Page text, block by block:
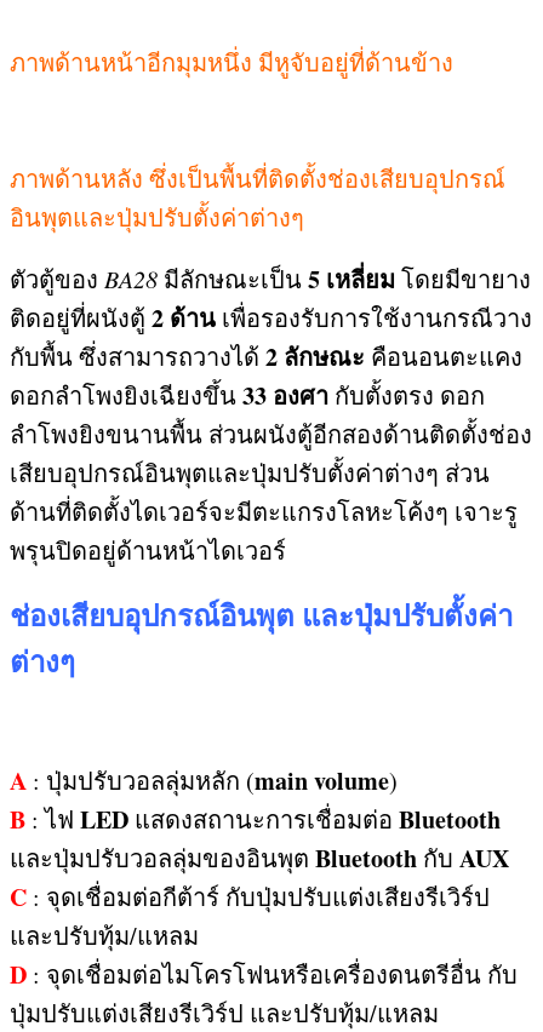
ภาพด้านหน้าอีกมุมหนึ่ง มีหูจับอยู่ที่ด้านข้าง
ภาพด้านหลัง ซึ่งเป็นพื้นที่ติดตั้งช่องเสียบอุปกรณ์
อินพุตและปุ่มปรับตั้งค่าต่างๆ
ตัวตู้ของ BA28 มีลักษณะเป็น5 เหลี่ยม โดยมีขายาง
ติดอยู่ที่ผนังตู้ 2 ด้าน เพื่อรองรับการใช้งานกรณีวาง
กับพื้น ซึ่งสามารถวางได้ 2 ลักษณะ คือนอนตะแคง
ดอกลำโพงยิงเฉียงขึ้น33 องศา กับตั้งตรง ดอก
ลำโพงยิงขนานพื้น ส่วนผนังตู้อีกสองด้านติดตั้งช่อง
เสียบอุปกรณ์อินพุตและปุ่มปรับตั้งค่าต่างๆ ส่วน
ด้านที่ติดตั้งไดเวอร์จะมีตะแกรงโลหะโค้งๆ เจาะรู
พรุนปิดอยู่ด้านหน้าไดเวอร์
ช่องเสียบอุปกรณ์อินพุต และปุ่มปรับตั้งค่า
ต่างๆ
A : ปุ่มปรับวอลลุ่มหลัก (main volume)
B :ไฟ LED แสดงสถานะการเชื่อมต่อ Bluetooth
และปุ่มปรับวอลลุ่มของอินพุต Bluetooth กับ AUX
C : จุดเชื่อมต่อกีต้าร์ กับปุ่มปรับแต่งเสียงรีเวิร์ป
และปรับทุ้ม/แหลม
D : จุดเชื่อมต่อไมโครโฟนหรือเครื่องดนตรีอื่น กับ
ปุ่มปรับแต่งเสียงรีเวิร์ป และปรับทุ้ม/แหลม